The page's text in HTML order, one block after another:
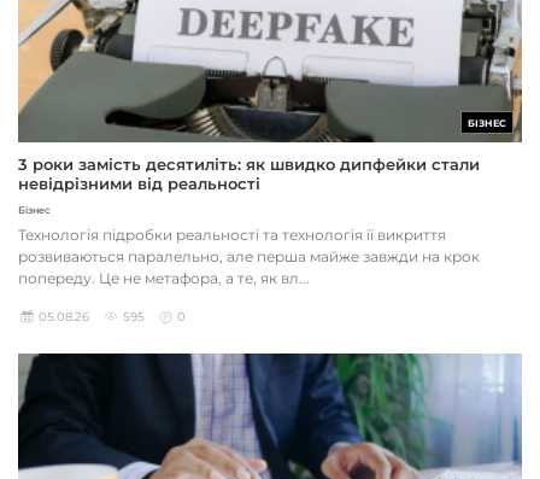
БІЗНЕС
3 роки замість десятиліть: як швидко дипфейки стали
невідрізними від реальності
Бізнес
Технологія підробки реальності та технологія її викриття
розвиваються паралельно, але перша майже завжди на крок
попереду. Це не метафора, а те, як вл...
05.08.26 595 0